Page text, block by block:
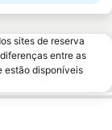
sites de reserva
entre as
estão disponíveis